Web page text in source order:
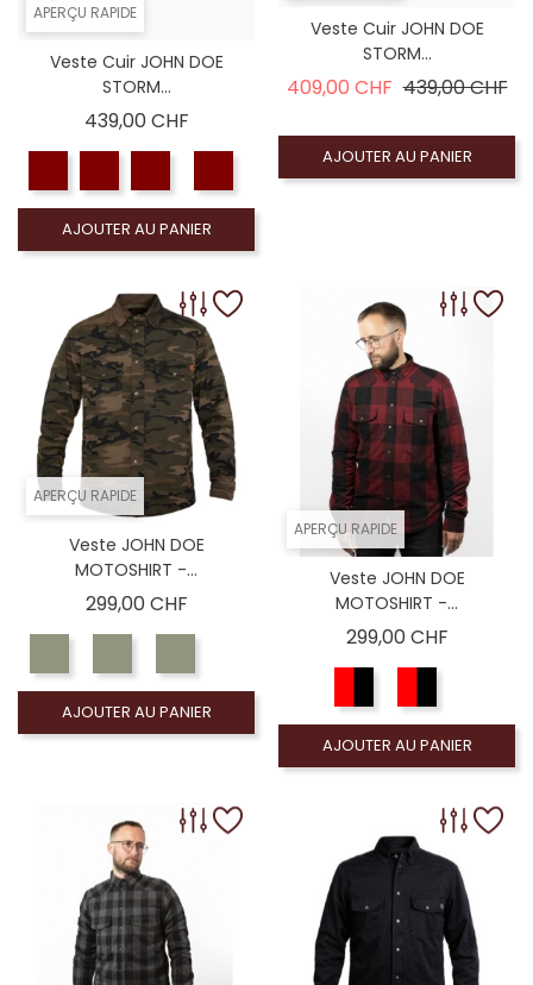
APERÇU RAPIDE
Veste Cuir JOHN DOE
STORM...
439,00 CHFPrix
AJOUTER AU PANIER
Veste Cuir JOHN DOE
STORM...
409,00 CHF Prix de base
439,00 CHF
AJOUTER AU PANIER
APERÇU RAPIDE
Veste JOHN DOE
MOTOSHIRT -...
299,00 CHFPrix
AJOUTER AU PANIER
APERÇU RAPIDE
Veste JOHN DOE
MOTOSHIRT -...
299,00 CHFPrix
AJOUTER AU PANIER